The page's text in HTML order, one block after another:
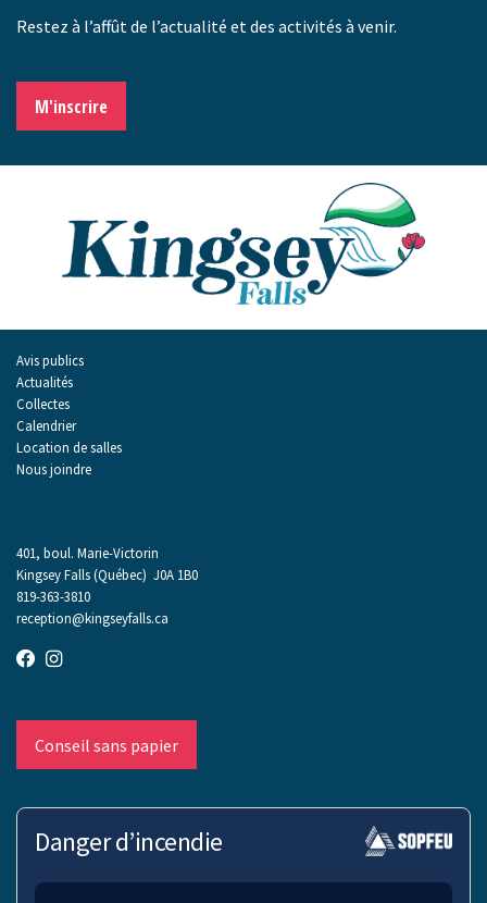
Restez à l’affût de l’actualité et des activités à venir.
M'inscrire
Avis publics
Actualités
Collectes
Calendrier
Location de salles
Nous joindre
401, boul. Marie-Victorin
Kingsey Falls (Québec) J0A 1B0
819-363-3810
reception@kingseyfalls.ca
Conseil sans papier
Danger d’incendie